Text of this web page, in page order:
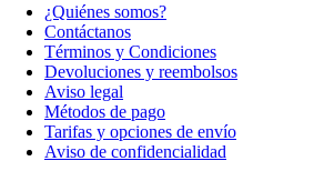
¿Quiénes somos?
Contáctanos
Términos y Condiciones
Devoluciones y reembolsos
Aviso legal
Métodos de pago
Tarifas y opciones de envío
Aviso de confidencialidad